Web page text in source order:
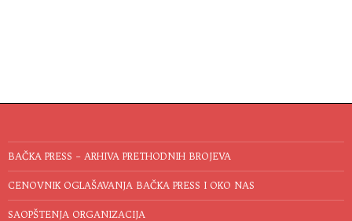
BAČKA PRESS – ARHIVA PRETHODNIH BROJEVA
CENOVNIK OGLAŠAVANJA BAČKA PRESS I OKO NAS
SAOPŠTENJA ORGANIZACIJA